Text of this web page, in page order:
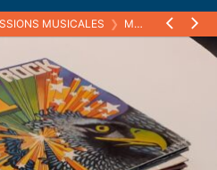
MUSICALES ❯ MELTIN' PAT ❯